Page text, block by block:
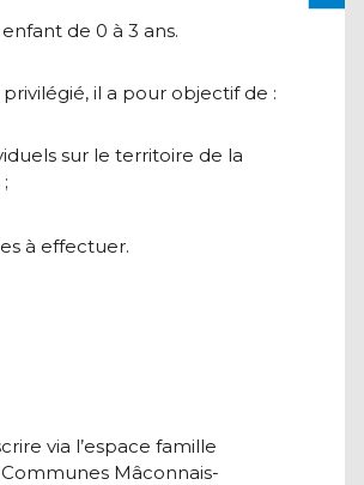
de 0 à 3 ans.
il a pour objectif de :
sur le territoire de la
à effectuer.
via l’espace famille
Mâconnais-